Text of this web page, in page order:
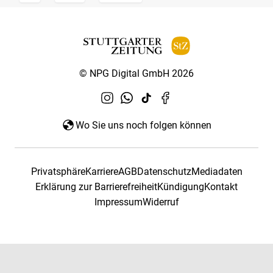
© NPG Digital GmbH 2026
Wo Sie uns noch folgen können
PrivatsphäreKarriereAGBDatenschutzMediadaten
Erklärung zur BarrierefreiheitKündigungKontakt
ImpressumWiderruf